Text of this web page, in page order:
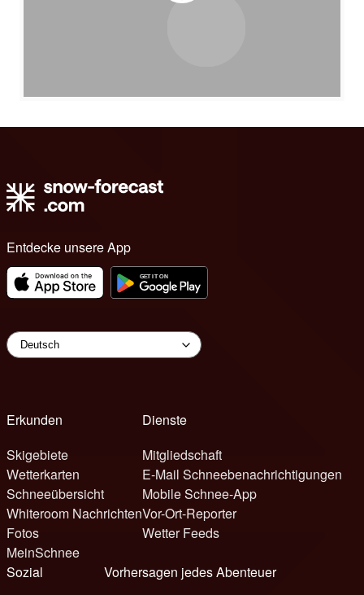
Entdecke unsere App
Erkunden
Skigebiete
Wetterkarten
Schneeübersicht
Whiteroom Nachrichten
Fotos
MeinSchnee
Dienste
Mitgliedschaft
E-Mail Schneebenachrichtigungen
Mobile Schnee-App
Vor-Ort-Reporter
Wetter Feeds
Sozial
Vorhersagen jedes Abenteuer